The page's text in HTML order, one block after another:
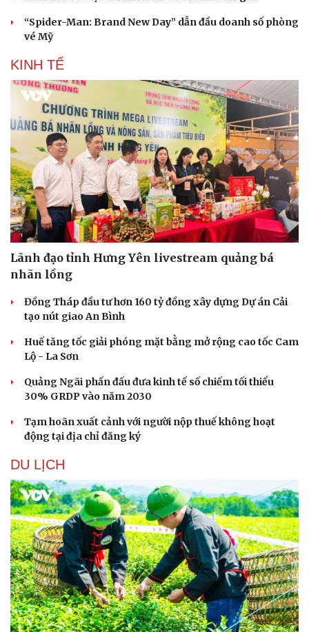
Văn hóa
Sân khấu - Điện ảnh
Văn học
Âm nhạc
Di sản
Giải trí
Nghệ sĩ
Sao Việt
“Spider-Man: Brand New Day” dẫn đầu doanh số phòng
vé Mỹ
KINH TẾ
Lãnh đạo tỉnh Hưng Yên livestream quảng bá
nhãn lồng
Đồng Tháp đầu tư hơn 160 tỷ đồng xây dựng Dự án Cải
tạo nút giao An Bình
Huế tăng tốc giải phóng mặt bằng mở rộng cao tốc Cam
Lộ - La Sơn
Quảng Ngãi phấn đấu đưa kinh tế số chiếm tối thiểu
30% GRDP vào năm 2030
Tạm hoãn xuất cảnh với người nộp thuế không hoạt
động tại địa chỉ đăng ký
DU LỊCH